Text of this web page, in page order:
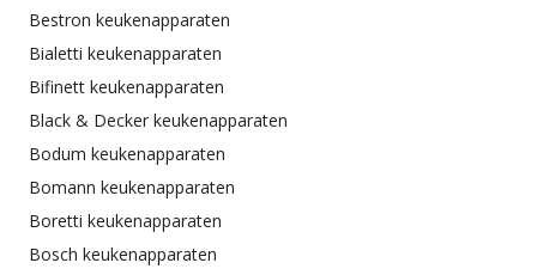
Bestron keukenapparaten
Bialetti keukenapparaten
Bifinett keukenapparaten
Black & Decker keukenapparaten
Bodum keukenapparaten
Bomann keukenapparaten
Boretti keukenapparaten
Bosch keukenapparaten